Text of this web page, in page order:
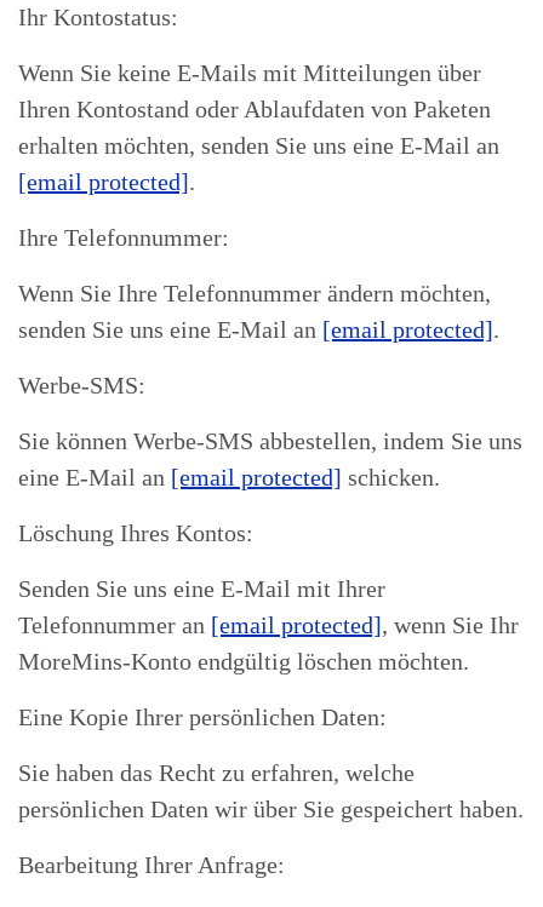
Ihr Kontostatus:
Wenn Sie keine E-Mails mit Mitteilungen über
Ihren Kontostand oder Ablaufdaten von Paketen
erhalten möchten, senden Sie uns eine E-Mail an
[email protected].
Ihre Telefonnummer:
Wenn Sie Ihre Telefonnummer ändern möchten,
senden Sie uns eine E-Mail an [email protected].
Werbe-SMS:
Sie können Werbe-SMS abbestellen, indem Sie uns
eine E-Mail an [email protected] schicken.
Löschung Ihres Kontos:
Senden Sie uns eine E-Mail mit Ihrer
Telefonnummer an [email protected], wenn Sie Ihr
MoreMins-Konto endgültig löschen möchten.
Eine Kopie Ihrer persönlichen Daten:
Sie haben das Recht zu erfahren, welche
persönlichen Daten wir über Sie gespeichert haben.
Bearbeitung Ihrer Anfrage: